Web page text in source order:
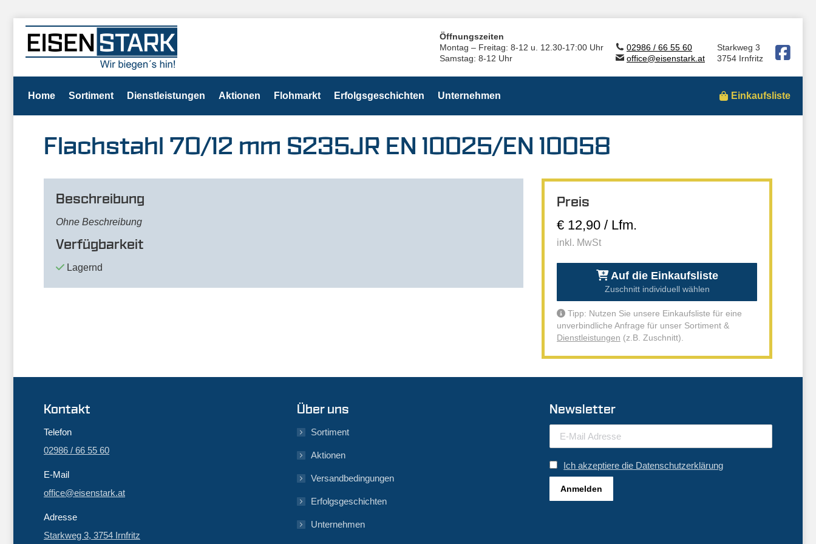
Öffnungszeiten
Montag – Freitag: 8-12 u. 12.30-17:00 Uhr
Samstag: 8-12 Uhr
02986 / 66 55 60
office@eisenstark.at
Starkweg 3
3754 Irnfritz
Home Sortiment Dienstleistungen Aktionen Flohmarkt Erfolgsgeschichten Unternehmen Einkaufsliste
Flachstahl 70/12 mm S235JR EN 10025/EN 10058
Beschreibung
Ohne Beschreibung
Verfügbarkeit
Lagernd
Preis
€ 12,90 / Lfm.
inkl. MwSt
Auf die Einkaufsliste
Zuschnitt individuell wählen
Tipp: Nutzen Sie unsere Einkaufsliste für eine
unverbindliche Anfrage für unser Sortiment &
Dienstleistungen (z.B. Zuschnitt).
Kontakt
Telefon
02986 / 66 55 60
E-Mail
office@eisenstark.at
Adresse
Starkweg 3, 3754 Irnfritz
Über uns
Sortiment
Aktionen
Versandbedingungen
Erfolgsgeschichten
Unternehmen
Newsletter
Ich akzeptiere die Datenschutzerklärung